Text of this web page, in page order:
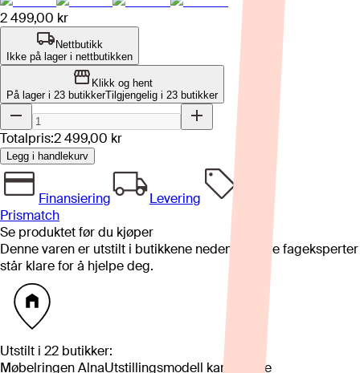
2 499,00 kr
Nettbutikk
Ikke på lager i nettbutikken
Klikk og hent
På lager i 23 butikkerTilgjengelig i 23 butikker
Totalpris:2 499,00 kr
Legg i handlekurv
Finansiering
Levering
Prismatch
Se produktet før du kjøper
Denne varen er utstilt i butikkene nedenfor. Våre fageksperter
står klare for å hjelpe deg.
Utstilt i 22 butikker:
Møbelringen AlnaUtstillingsmodell kan variere